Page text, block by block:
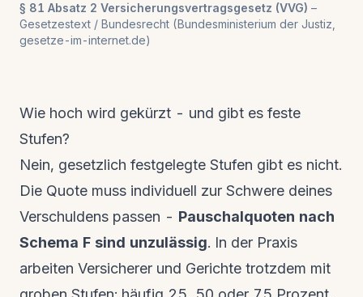
§ 81 Absatz 2 Versicherungsvertragsgesetz (VVG) –
Gesetzestext / Bundesrecht (Bundesministerium der Justiz,
gesetze-im-internet.de)
Wie hoch wird gekürzt - und gibt es feste
Stufen?
Nein, gesetzlich festgelegte Stufen gibt es nicht.
Die Quote muss individuell zur Schwere deines
Verschuldens passen - Pauschalquoten nach
Schema F sind unzulässig. In der Praxis
arbeiten Versicherer und Gerichte trotzdem mit